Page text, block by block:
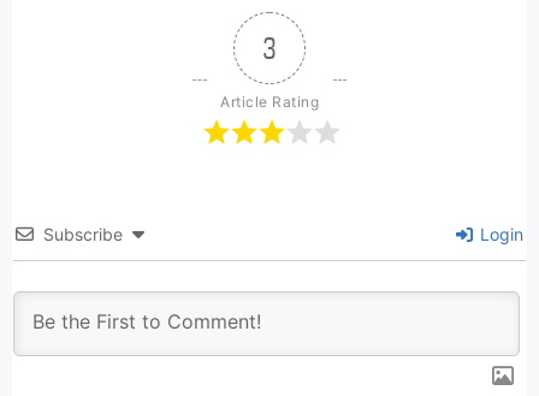
3
Article Rating
Subscribe Login